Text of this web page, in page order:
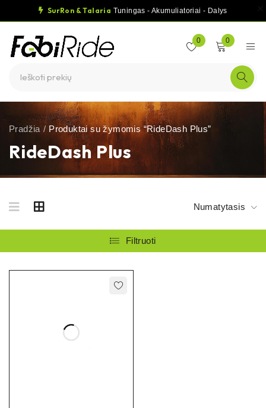
SurRon & Talaria Tuningas - Akumuliatoriai - Dalys
0 0
RideDash Plus
Pradžia / Produktai su žymomis “RideDash Plus”
Numatytasis
Filtruoti